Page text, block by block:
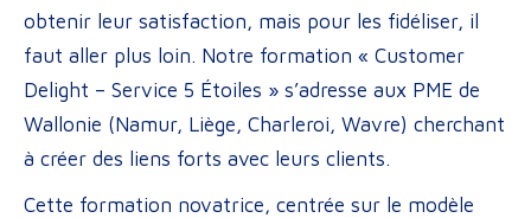
obtenir leur satisfaction, mais pour les fidéliser, il
faut aller plus loin. Notre formation « Customer
Delight – Service 5 Étoiles » s’adresse aux PME de
Wallonie (Namur, Liège, Charleroi, Wavre) cherchant
à créer des liens forts avec leurs clients.
Cette formation novatrice, centrée sur le modèle